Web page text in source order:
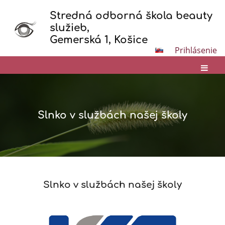
Stredná odborná škola beauty
služieb,
Gemerská 1, Košice
Prihlásenie
Slnko v službách našej školy
Slnko v službách našej školy